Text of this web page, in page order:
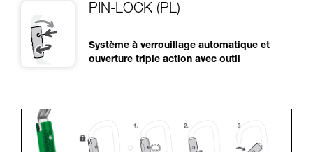
PIN-LOCK (PL)
Système à verrouillage automatique et
ouverture triple action avec outil